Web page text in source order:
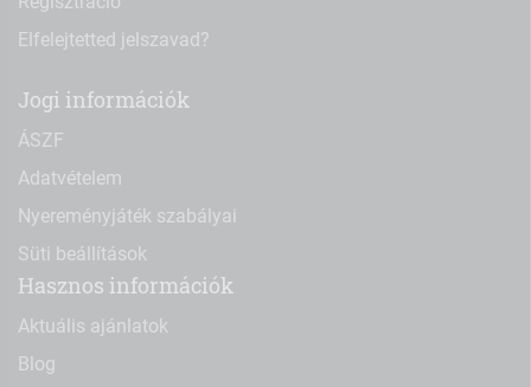
Elfelejtetted jelszavad?
Jogi információk
ÁSZF
Adatvételem
Nyereményjáték szabályai
Süti beállítások
Hasznos információk
Aktuális ajánlatok
Blog